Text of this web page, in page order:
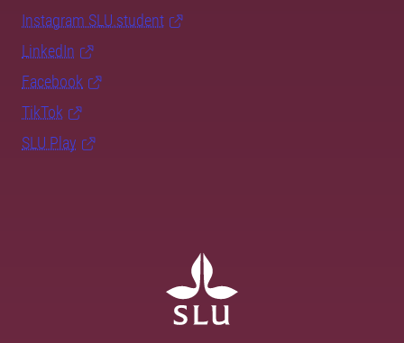
Instagram SLU.student
LinkedIn
Facebook
TikTok
SLU Play